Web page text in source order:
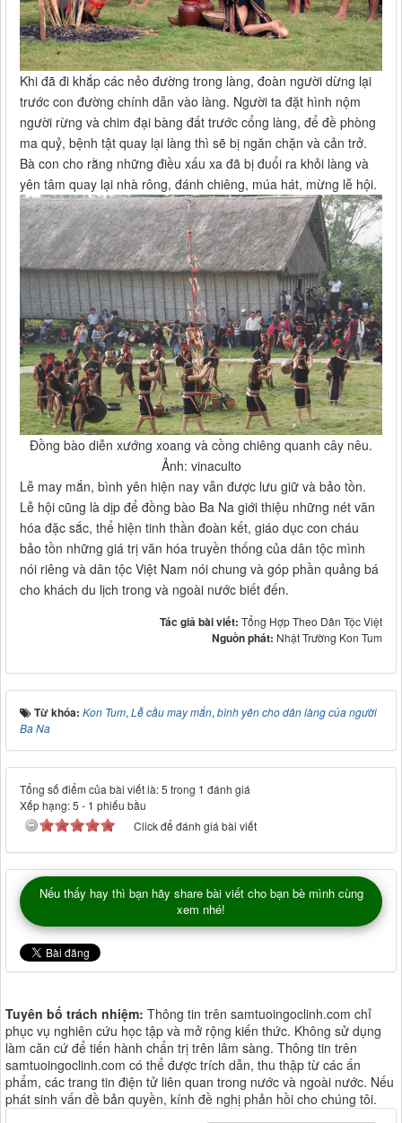
Khi đã đi khắp các nẻo đường trong làng, đoàn người dừng lại
trước con đường chính dẫn vào làng. Người ta đặt hình nộm
người rừng và chim đại bàng đất trước cổng làng, để đề phòng
ma quỷ, bệnh tật quay lại làng thì sẽ bị ngăn chặn và cản trở.
Bà con cho rằng những điều xấu xa đã bị đuổi ra khỏi làng và
yên tâm quay lại nhà rông, đánh chiêng, múa hát, mừng lễ hội.
Đồng bào diễn xướng xoang và cồng chiêng quanh cây nêu.
Ảnh: vinaculto
Lễ may mắn, bình yên hiện nay vẫn được lưu giữ và bảo tồn.
Lễ hội cũng là dịp để đồng bào Ba Na giới thiệu những nét văn
hóa đặc sắc, thể hiện tinh thần đoàn kết, giáo dục con cháu
bảo tồn những giá trị văn hóa truyền thống của dân tộc mình
nói riêng và dân tộc Việt Nam nói chung và góp phần quảng bá
cho khách du lịch trong và ngoài nước biết đến.
Tác giả bài viết: Tổng Hợp Theo Dân Tộc Việt
Nguồn phát: Nhật Trường Kon Tum
Từ khóa: Kon Tum, Lễ cầu may mắn, bình yên cho dân làng của người
Ba Na
Tổng số điểm của bài viết là: 5 trong 1 đánh giá
Xếp hạng:5 - 1 phiếu bầu
Click để đánh giá bài viết
Nếu thấy hay thì bạn hãy share bài viết cho bạn bè mình cùng
xem nhé!
Tuyên bố trách nhiệm: Thông tin trên samtuoingoclinh.com chỉ
phục vụ nghiên cứu học tập và mở rộng kiến thức. Không sử dụng
làm căn cứ để tiến hành chẩn trị trên lâm sàng. Thông tin trên
samtuoingoclinh.com có thể được trích dẫn, thu thập từ các ấn
phẩm, các trang tin điện tử liên quan trong nước và ngoài nước. Nếu
phát sinh vấn đề bản quyền, kính đề nghị phản hồi cho chúng tôi.